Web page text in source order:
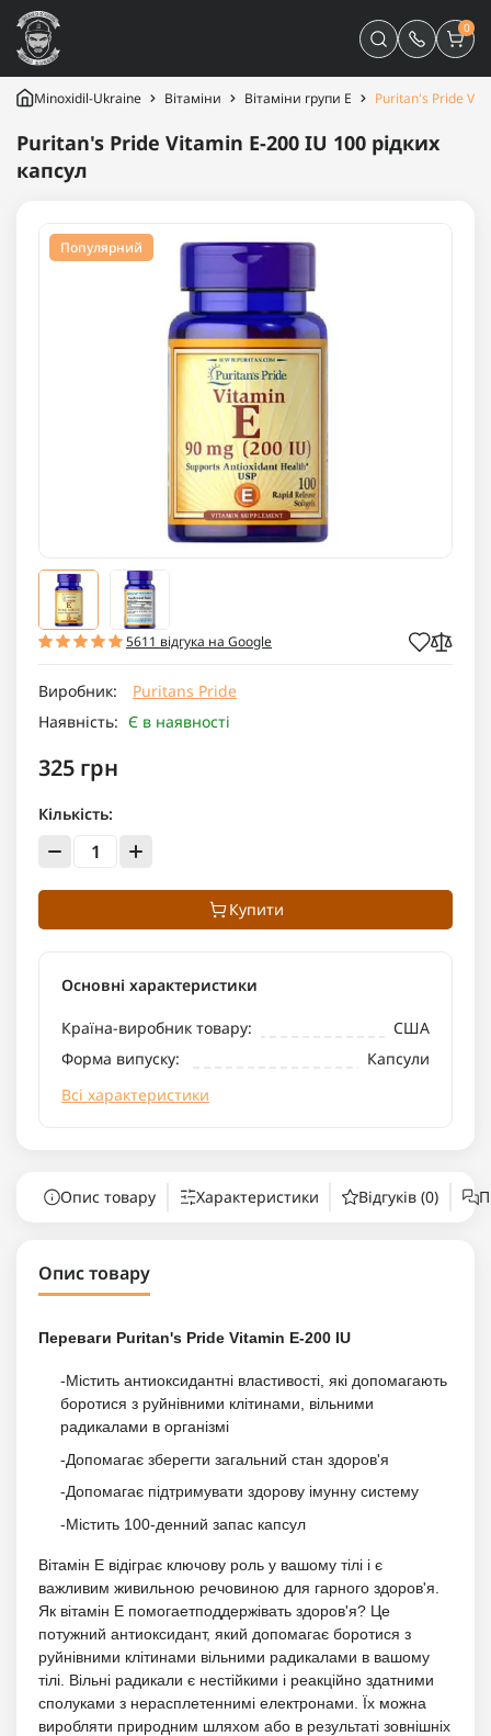
0
Minoxidil-Ukraine Вітаміни Вітаміни групи Е Puritan's Pride
Puritan's Pride Vitamin E-200 IU 100 рідких
капсул
Популярний
5611 відгука на Google
Виробник:
Puritans Pride
Наявність: Є в наявності
325 грн
Кількість:
Купити
Основні характеристики
Країна-виробник товару:
США
Форма випуску:
Капсули
Всі характеристики
Опис товару Характеристики Відгуків (0)
Опис товару
Переваги Puritan's Pride Vitamin E-200 IU
-Містить антиоксидантні властивості, які допомагають
боротися з руйнівними клітинами, вільними
радикалами в організмі
-Допомагає зберегти загальний стан здоров'я
-Допомагає підтримувати здорову імунну систему
-Містить 100-денний запас капсул
Вітамін Е відіграє ключову роль у вашому тілі і є
важливим живильною речовиною для гарного здоров'я.
Як вітамін Е помогаетподдержівать здоров'я? Це
потужний антиоксидант, який допомагає боротися з
руйнівними клітинами вільними радикалами в вашому
тілі. Вільні радикали є нестійкими і реакційно здатними
сполуками з нерасплетеннимі електронами. Їх можна
виробляти природним шляхом або в результаті зовнішніх